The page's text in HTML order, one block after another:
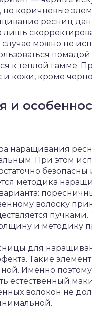
коричневые
ресниц
лишь
случае можно не
помадой
к теплой гамме.
и кожи, кроме
и
наращивания
При этом
методика
волоску
и методику
для
Такие
Именно
естественный
волокон не